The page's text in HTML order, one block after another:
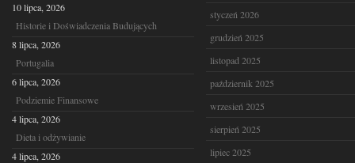
10 lipca, 2026
Historie i Doświadczenia Budujących
8 lipca, 2026
Portugalia
6 lipca, 2026
Podziemie Finansowe
4 lipca, 2026
Dieta i odżywianie
4 lipca, 2026
styczeń 2026
grudzień 2025
listopad 2025
październik 2025
wrzesień 2025
sierpień 2025
lipiec 2025